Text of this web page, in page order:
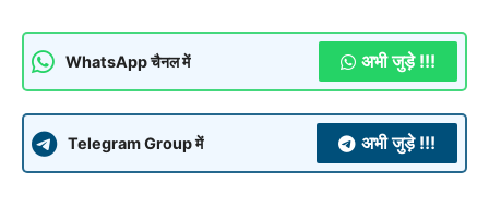
WhatsApp चैनल में अभी जुड़े !!!
Telegram Group में अभी जुड़े !!!